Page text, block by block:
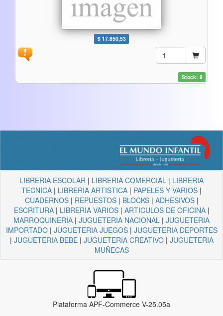
$ 17.850,53
Stock: 9
LIBRERIA ESCOLAR | LIBRERIA COMERCIAL | LIBRERIA
TECNICA | LIBRERIA ARTISTICA | PAPELES Y VARIOS |
CUADERNOS| REPUESTOS| BLOCKS| ADHESIVOS|
ESCRITURA| LIBRERIA VARIOS| ARTICULOS DE OFICINA|
MARROQUINERIA | JUGUETERIA NACIONAL | JUGUETERIA
IMPORTADO| JUGUETERIA JUEGOS| JUGUETERIA DEPORTES
| JUGUETERIA BEBE| JUGUETERIA CREATIVO| JUGUETERIA
MUÑECAS
Plataforma APF-Commerce V-25.05a